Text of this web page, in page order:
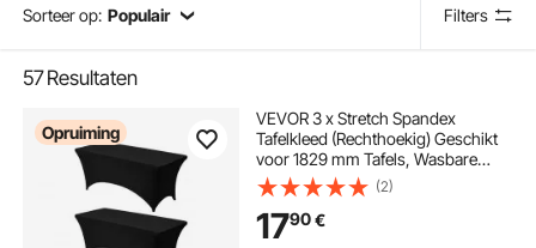
Sorteer op: Populair Filters
57Resultaten
Opruiming
VEVOR 3 x Stretch Spandex
Tafelkleed (Rechthoekig) Geschikt
voor 1829 mm Tafels, Wasbare
Kreukvrije Tafelkleedbeschermer,
Tafelkleed voor Feesten, Bruiloften,
Banketten, Festivals, Zwart
(2)
1790€